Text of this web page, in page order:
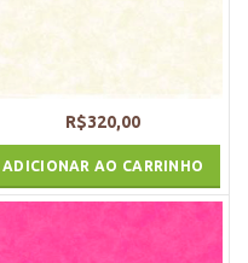
R$320,00
ADICIONAR AO CARRINHO